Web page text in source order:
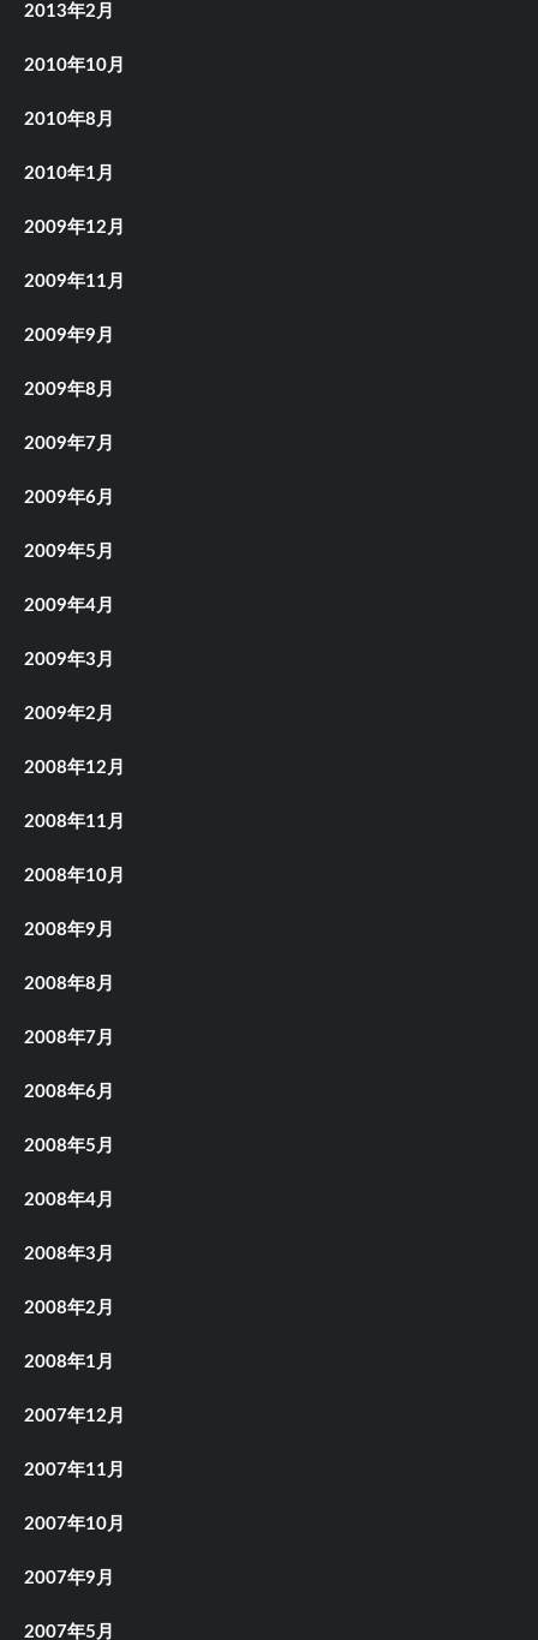
2013年2月
2010年10月
2010年8月
2010年1月
2009年12月
2009年11月
2009年9月
2009年8月
2009年7月
2009年6月
2009年5月
2009年4月
2009年3月
2009年2月
2008年12月
2008年11月
2008年10月
2008年9月
2008年8月
2008年7月
2008年6月
2008年5月
2008年4月
2008年3月
2008年2月
2008年1月
2007年12月
2007年11月
2007年10月
2007年9月
2007年5月